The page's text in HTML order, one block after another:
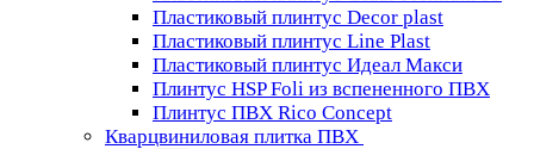
Пластиковый плинтус Decor plast
Пластиковый плинтус Line Plast
Пластиковый плинтус Идеал Макси
Плинтус HSP Foli из вспененного ПВХ
Плинтус ПВХ Rico Concept
Кварцвиниловая плитка ПВХ